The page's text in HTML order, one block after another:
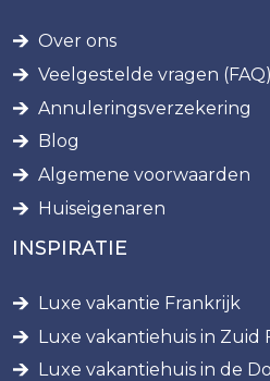
Over ons
Veelgestelde vragen (FAQ)
Annuleringsverzekering
Blog
Algemene voorwaarden
Huiseigenaren
INSPIRATIE
Luxe vakantie Frankrijk
Luxe vakantiehuis in Zuid
Luxe vakantiehuis in de